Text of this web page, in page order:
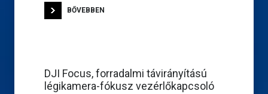
BŐVEBBEN
DJI Focus, forradalmi távirányítású
légikamera-fókusz vezérlőkapcsoló